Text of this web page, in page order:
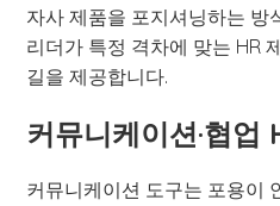
자사 제품을 포지셔닝하는 방
리더가 특정 격차에 맞는 HR
길을 제공합니다.
커뮤니케이션·협업
커뮤니케이션 도구는 포용이